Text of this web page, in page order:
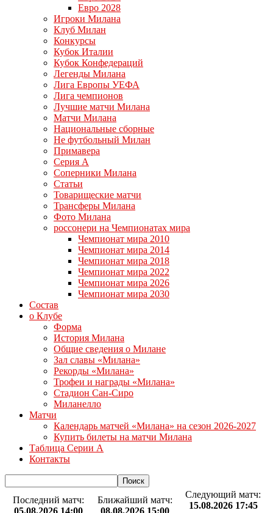
Евро 2028
Игроки Милана
Клуб Милан
Конкурсы
Кубок Италии
Кубок Конфедераций
Легенды Милана
Лига Европы УЕФА
Лига чемпионов
Лучшие матчи Милана
Матчи Милана
Национальные сборные
Не футбольный Милан
Примавера
Серия А
Соперники Милана
Статьи
Товарищеские матчи
Трансферы Милана
Фото Милана
россонери на Чемпионатах мира
Чемпионат мира 2010
Чемпионат мира 2014
Чемпионат мира 2018
Чемпионат мира 2022
Чемпионат мира 2026
Чемпионат мира 2030
Состав
о Клубе
Форма
История Милана
Общие сведения о Милане
Зал славы «Милана»
Рекорды «Милана»
Трофеи и награды «Милана»
Стадион Сан-Сиро
Миланелло
Матчи
Календарь матчей «Милана» на сезон 2026-2027
Купить билеты на матчи Милана
Таблица Серии А
Контакты
Последний матч:
05.08.2026 14:00
Ближайший матч:
08.08.2026 15:00
Следующий матч:
15.08.2026 17:45